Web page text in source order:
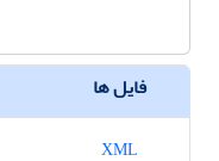
فایل ها